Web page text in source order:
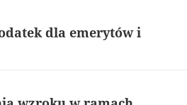
dla emerytów i